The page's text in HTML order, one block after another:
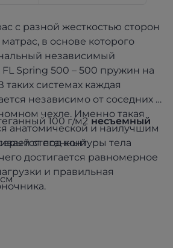
с разной жесткостью сторон
в основе которого
независимый
Spring 500 – 500 пружин на
таких системах каждая
независимо от соседних и
чехле. Именно такая
анатомической и наилучшим
под контуры тела
достигается равномерное
и правильная
100 г/м2 несъемный
стеганный
см